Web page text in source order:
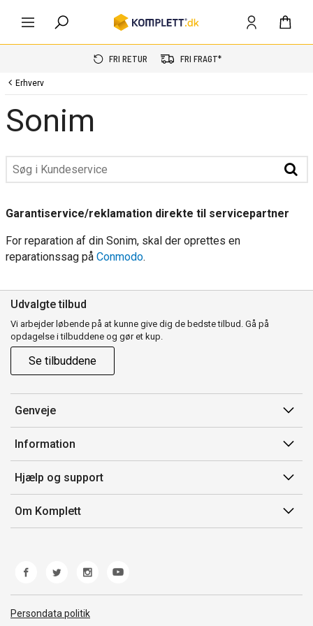
FRI RETUR FRI FRAGT*
Erhverv
Sonim
Garantiservice/reklamation direkte til servicepartner
For reparation af din Sonim, skal der oprettes en
reparationssag på Conmodo.
Udvalgte tilbud
Vi arbejder løbende på at kunne give dig de bedste tilbud. Gå på
opdagelse i tilbuddene og gør et kup.
Se tilbuddene
Genveje
Min side
Ordrehistorik
Gavekort
Information
Salgsbetingelser
Mærker/producent
Fortrydelsesret
Hjælp og support
Kontakt os
Kundeservice
Fejl/Mangler
Fragt og levering
Om Komplett
Persondata politik